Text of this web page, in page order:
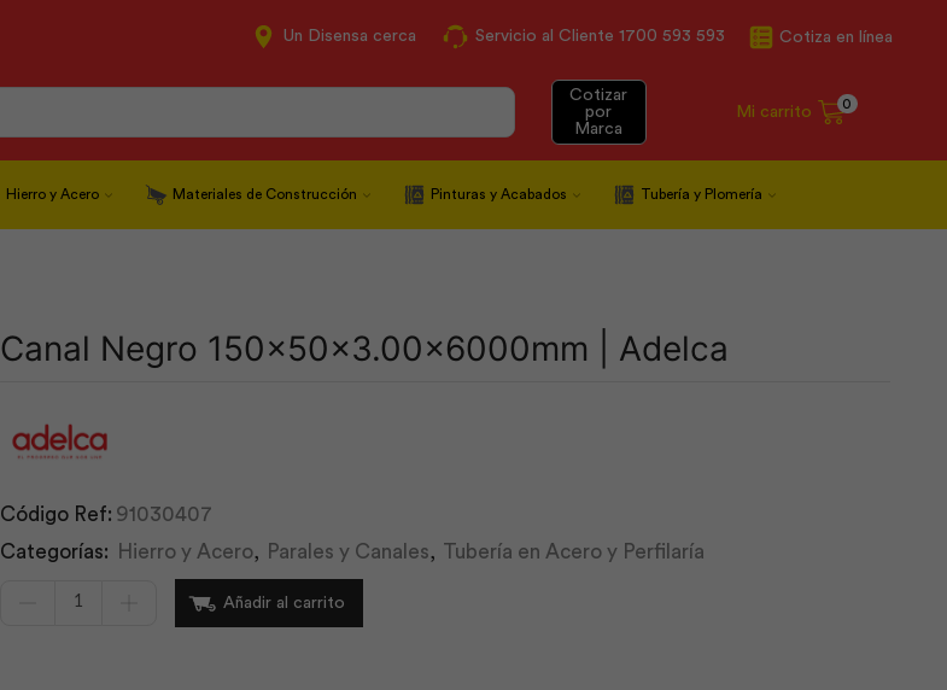
Un Disensa cerca Servicio al Cliente 1700 593 593 Cotiza en línea
Cotizar
por
Marca
Mi carrito 0
Hierro y Acero Materiales de Construcción Pinturas y Acabados Tubería y Plomería
Canal Negro 150x50x3.00x6000mm | Adelca
Código Ref: 91030407
Categorías:
Hierro y Acero, Parales y Canales, Tubería en Acero y Perfilaría
Añadir al carrito